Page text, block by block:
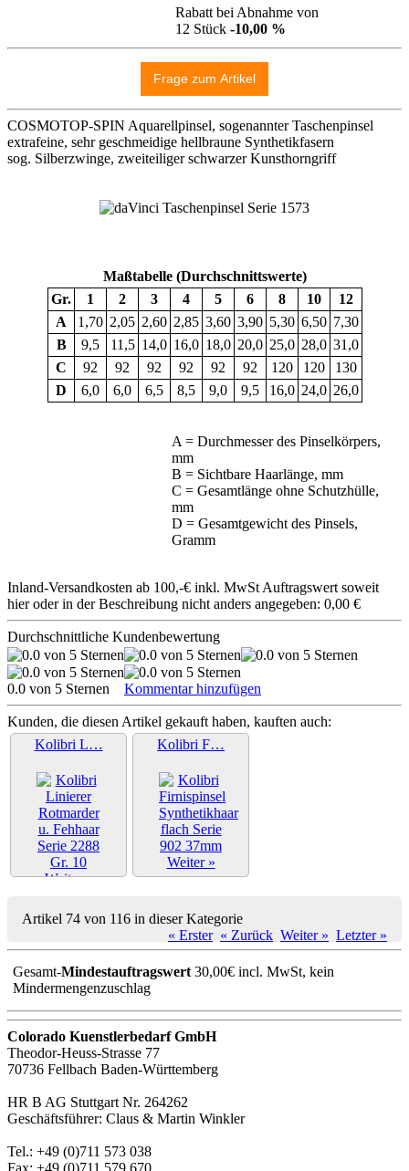
Rabatt bei Abnahme von
12 Stück -10,00 %
COSMOTOP-SPIN Aquarellpinsel, sogenannter Taschenpinsel
extrafeine, sehr geschmeidige hellbraune Synthetikfasern
sog. Silberzwinge, zweiteiliger schwarzer Kunsthorngriff
Maßtabelle (Durchschnittswerte)
Gr.
1 2 3 4 5 6 8 10
12
A
1,70 2,05 2,60 2,85 3,60 3,90 5,30 6,50 7,30
B
9,5 11,5 14,0 16,0 18,0 20,0 25,0 28,0 31,0
C
92 92 92 92 92 92 120 120
130
D
6,0 6,0 6,5 8,5 9,0 9,5 16,0 24,0 26,0
A = Durchmesser des Pinselkörpers,
mm
B = Sichtbare Haarlänge, mm
C = Gesamtlänge ohne Schutzhülle,
mm
D = Gesamtgewicht des Pinsels,
Gramm
Inland-Versandkosten ab 100,-€ inkl. MwSt Auftragswert soweit
hier oder in der Beschreibung nicht anders angegeben: 0,00 €
Durchschnittliche Kundenbewertung
0.0 von 5 Sternen Kommentar hinzufügen
Kunden, die diesen Artikel gekauft haben, kauften auch:
Kolibri L…
Weiter »
Kolibri F…
Weiter »
Artikel 74 von 116 in dieser Kategorie
« Erster « Zurück Weiter » Letzter »
Gesamt-Mindestauftragswert30,00€ incl. MwSt, kein
Mindermengenzuschlag
Colorado Kuenstlerbedarf GmbH
Theodor-Heuss-Strasse 77
70736 Fellbach Baden-Württemberg
HR B AG Stuttgart Nr. 264262
Geschäftsführer: Claus & Martin Winkler
Tel.: +49 (0)711 573 038
Fax: +49 (0)711 579 670